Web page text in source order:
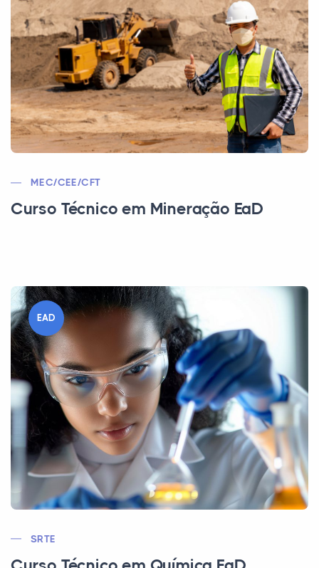
MEC/CEE/CFT
Curso Técnico em Mineração EaD
EAD
SRTE